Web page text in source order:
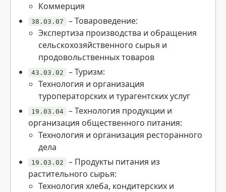
Коммерция
38.03.07
– Товароведение:
Экспертиза производства и обращения
сельскохозяйственного сырья и
продовольственных товаров
43.03.02
– Туризм:
Технология и организация
туроператорских и турагентских услуг
19.03.04
– Технология продукции и
организация общественного питания:
Технология и организация ресторанного
дела
19.03.02
– Продукты питания из
растительного сырья:
Технология хлеба, кондитерских и